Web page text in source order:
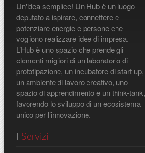
Un'idea semplice! Un Hub è un luogo
deputato a ispirare, connettere e
potenziare energie e persone che
vogliono realizzare idee di impresa.
L’Hub è uno spazio che prende gli
elementi migliori di un laboratorio di
prototipazione, un incubatore di start up,
un ambiente di lavoro creativo, uno
spazio di apprendimento e un think-tank,
favorendo lo sviluppo di un ecosistema
unico per l’innovazione.
Servizi